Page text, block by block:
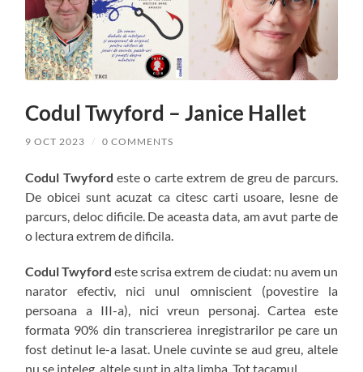
Codul Twyford – Janice Hallet
9 OCT 2023 / 0 COMMENTS
Codul Twyford este o carte extrem de greu de parcurs.
De obicei sunt acuzat ca citesc carti usoare, lesne de
parcurs, deloc dificile. De aceasta data, am avut parte de
o lectura extrem de dificila.
Codul Twyford este scrisa extrem de ciudat: nu avem un
narator efectiv, nici unul omniscient (povestire la
persoana a III-a), nici vreun personaj. Cartea este
formata 90% din transcrierea inregistrarilor pe care un
fost detinut le-a lasat. Unele cuvinte se aud greu, altele
nu se inteleg, altele sunt in alta limba. Tot tacamul.